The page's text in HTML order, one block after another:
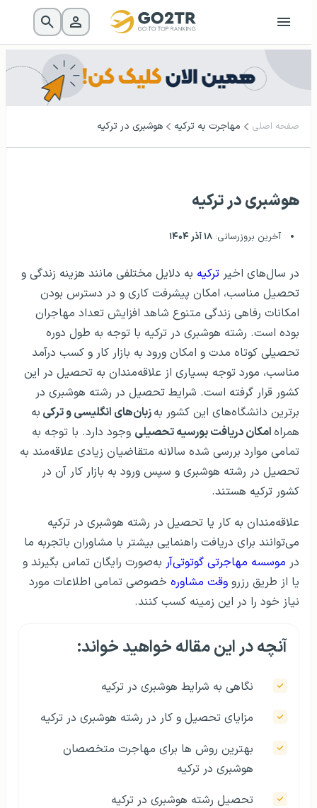
صفحه اصلی مهاجرت به ترکیه هوشبری در ترکیه
هوشبری در ترکیه
آخرین بروزرسانی: ۱۸ آذر ۱۴۰۴
در سال‌های اخیر ترکیه به دلایل مختلفی مانند هزینه زندگی و
تحصیل مناسب، امکان پیشرفت کاری و در دسترس بودن
امکانات رفاهی زندگی متنوع شاهد افزایش تعداد مهاجران
بوده است. رشته هوشبری در ترکیه با توجه به طول دوره
تحصیلی کوتاه مدت و امکان ورود به بازار کار و کسب درآمد
مناسب، مورد توجه بسیاری از علاقه‌مندان به تحصیل در این
کشور قرار گرفته است. شرایط تحصیل در رشته هوشبری در
برترین دانشگاه‌های این کشور بهزبان‌های انگلیسی و ترکی به
همراهامکان دریافت بورسیه تحصیلی وجود دارد. با توجه به
تمامی موارد بررسی شده سالانه متقاضیان زیادی علاقه‌مند به
تحصیل در رشته هوشبری و سپس ورود به بازار کار آن در
کشور ترکیه هستند.
علاقه‌مندان به کار یا تحصیل در رشته هوشبری در ترکیه
می‌توانند برای دریافت راهنمایی بیشتر با مشاوران باتجربه ما
در موسسه مهاجرتی گوتوتی‌آر به‌صورت رایگان تماس بگیرند و
یا از طریق رزرو وقت مشاوره خصوصی تمامی اطلاعات مورد
نیاز خود را در این زمینه کسب کنند.
آنچه در این مقاله خواهید خواند:
نگاهی به شرایط هوشبری در ترکیه
مزایای تحصیل و کار در رشته هوشبری در ترکیه
بهترین روش ها برای مهاجرت متخصصان
هوشبری در ترکیه
تحصیل رشته هوشبری در ترکیه